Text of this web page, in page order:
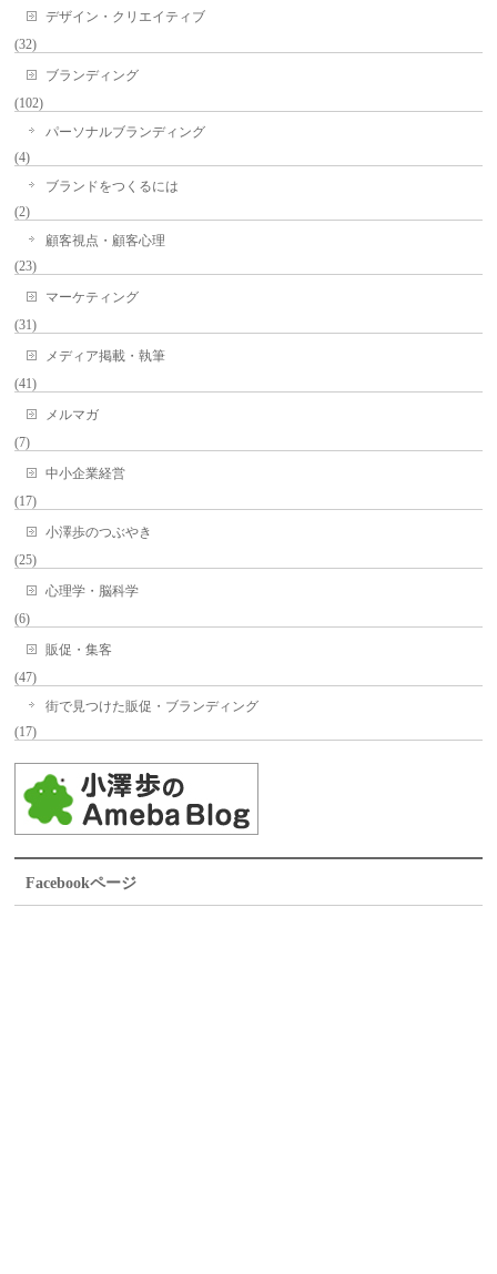
デザイン・クリエイティブ
(32)
ブランディング
(102)
パーソナルブランディング
(4)
ブランドをつくるには
(2)
顧客視点・顧客心理
(23)
マーケティング
(31)
メディア掲載・執筆
(41)
メルマガ
(7)
中小企業経営
(17)
小澤歩のつぶやき
(25)
心理学・脳科学
(6)
販促・集客
(47)
街で見つけた販促・ブランディング
(17)
Facebookページ